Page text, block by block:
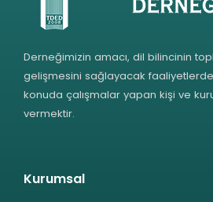
Derneğimizin amacı, dil bilincinin
gelişmesini sağlayacak
konuda çalışmalar yapan kişi ve
vermektir.
Kurumsal